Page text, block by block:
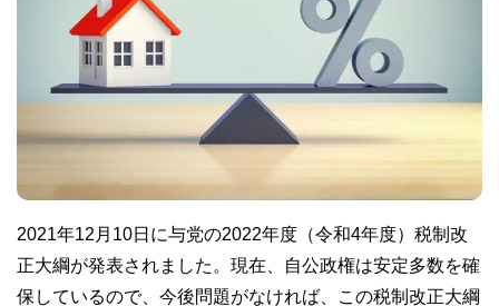
2021年12月10日に与党の2022年度（令和4年度）税制改
正大綱が発表されました。現在、自公政権は安定多数を確
保しているので、今後問題がなければ、この税制改正大綱